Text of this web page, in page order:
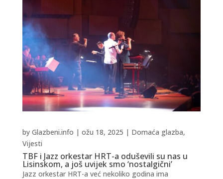
TBF i Jazz orkestar HRT-a oduševili su nas u
Lisinskom, a još uvijek smo ‘nostalgični’
by Glazbeni.info | ožu 18, 2025 | Domaća glazba,
Vijesti
Jazz orkestar HRT-a već nekoliko godina ima